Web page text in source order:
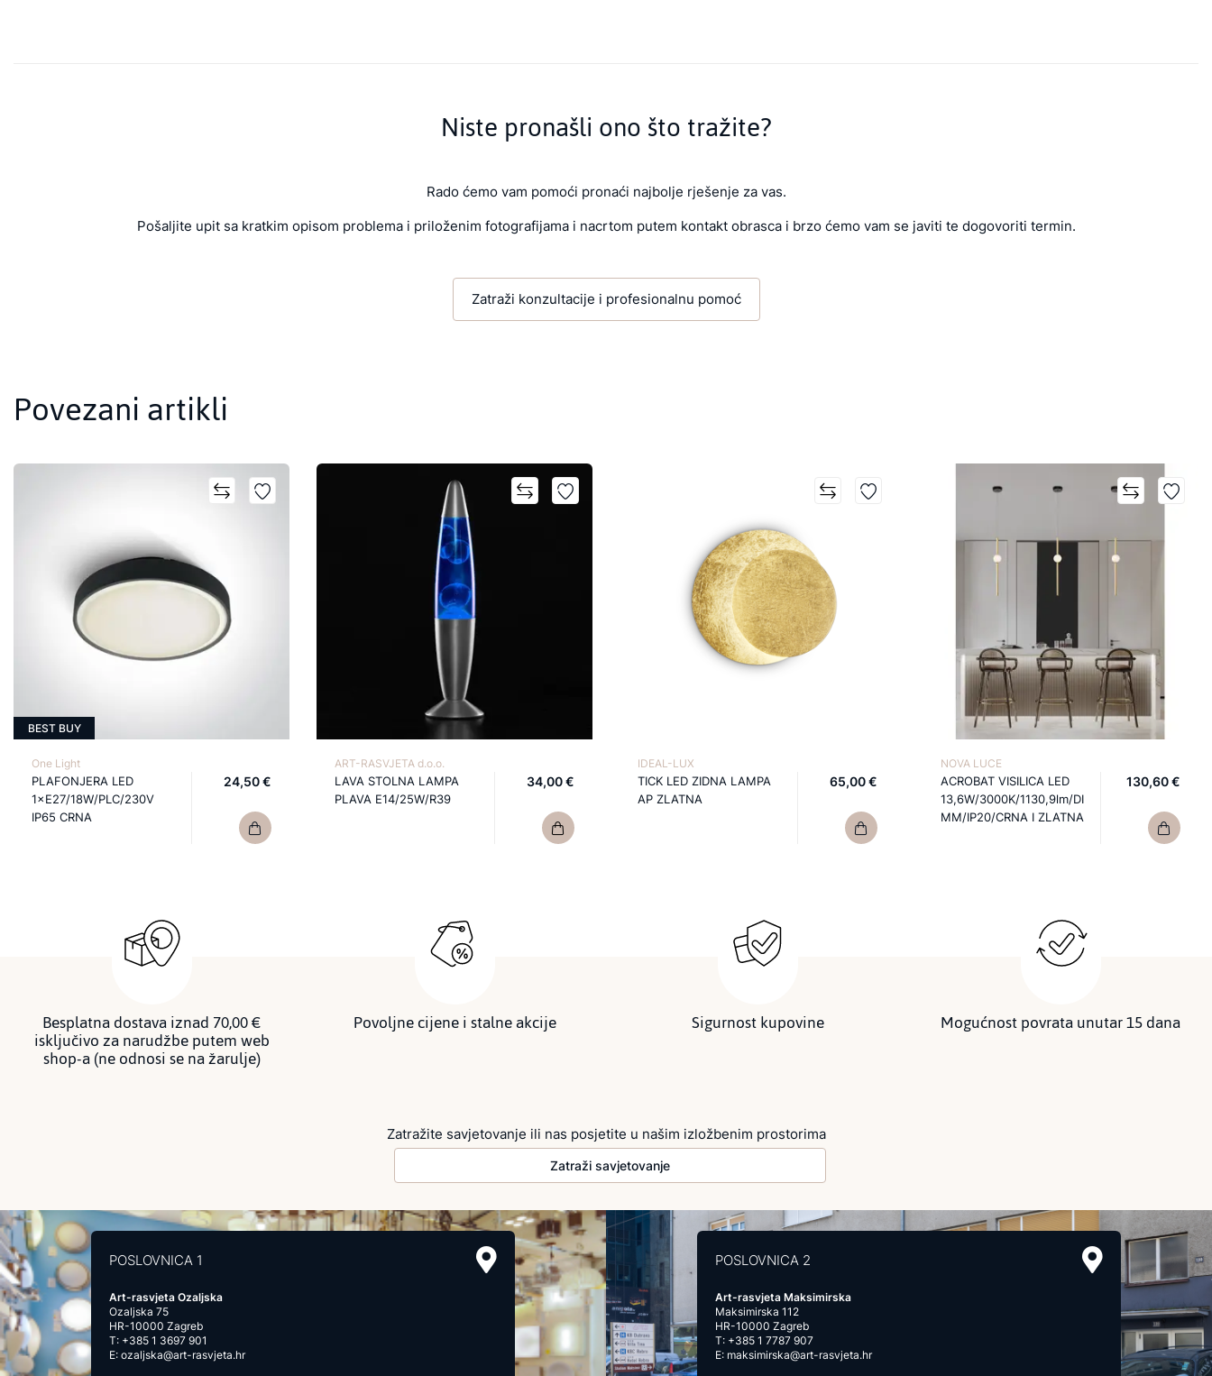
Niste pronašli ono što tražite?
Rado ćemo vam pomoći pronaći najbolje rješenje za vas.
Pošaljite upit sa kratkim opisom problema i priloženim fotografijama i nacrtom putem kontakt obrasca i brzo ćemo vam se javiti te dogovoriti termin.
Zatraži konzultacije i profesionalnu pomoć
Povezani artikli
BEST BUY
One Light
PLAFONJERA LED
1×E27/18W/PLC/230V
IP65 CRNA
24,50 €
ART-RASVJETA d.o.o.
LAVA STOLNA LAMPA
PLAVA E14/25W/R39
34,00 €
IDEAL-LUX
TICK LED ZIDNA LAMPA
AP ZLATNA
65,00 €
NOVA LUCE
ACROBAT VISILICA LED
13,6W/3000K/1130,9lm/DI
MM/IP20/CRNA I ZLATNA
130,60 €
Besplatna dostava iznad 70,00 €
isključivo za narudžbe putem web
shop-a (ne odnosi se na žarulje)
Povoljne cijene i stalne akcije Sigurnost kupovine Mogućnost povrata unutar 15 dana
Zatražite savjetovanje ili nas posjetite u našim izložbenim prostorima
Zatraži savjetovanje
POSLOVNICA 1
Art-rasvjeta Ozaljska
Ozaljska 75
HR-10000 Zagreb
T: +385 1 3697 901
E: ozaljska@art-rasvjeta.hr
POSLOVNICA 2
Art-rasvjeta Maksimirska
Maksimirska 112
HR-10000 Zagreb
T: +385 1 7787 907
E: maksimirska@art-rasvjeta.hr